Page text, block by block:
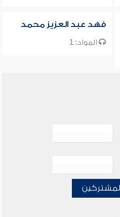
فهد عبد العزيز محمد
المواد: 1